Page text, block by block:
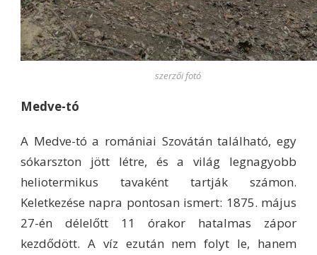
szerzői fotó
Medve-tó
A Medve-tó a romániai Szovátán található, egy
sókarszton jött létre, és a világ legnagyobb
heliotermikus tavaként tartják számon.
Keletkezése napra pontosan ismert: 1875. május
27-én délelőtt 11 órakor hatalmas zápor
kezdődött. A víz ezután nem folyt le, hanem